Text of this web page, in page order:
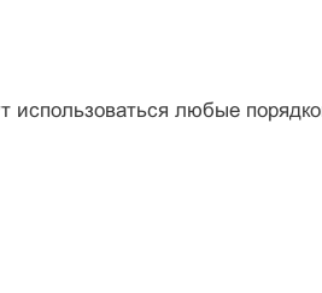
использоваться любые